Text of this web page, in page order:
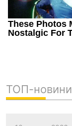
ТОП-новини